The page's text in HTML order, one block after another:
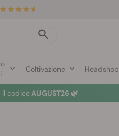
Coltivazione Headshop
il codice AUGUST26 🌿